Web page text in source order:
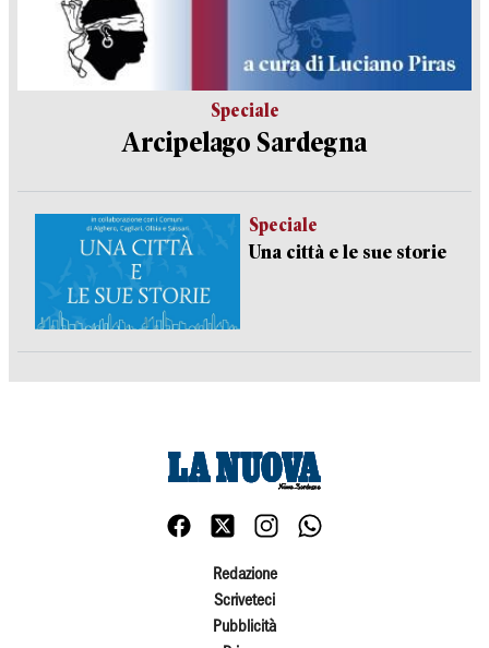
Speciale
Arcipelago Sardegna
Speciale
Una città e le sue storie
Redazione
Scriveteci
Pubblicità